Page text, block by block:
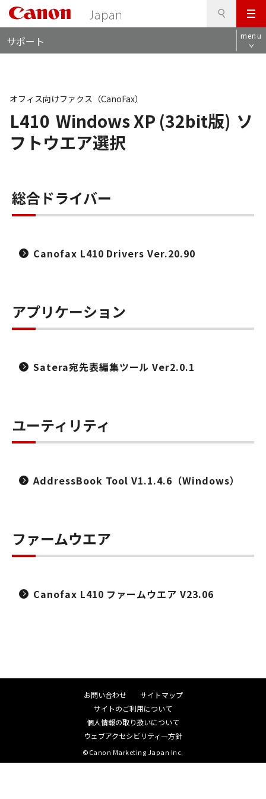
メ
ニ
ュ
サポート menu
L410 Windows XP (32bit版) ソ
フトウエア選択
オフィス向けファクス（CanoFax）
総合ドライバー
Canofax L410 Drivers Ver.20.90
アプリケーション
Satera宛先表編集ツール Ver2.0.1
ユーティリティ
AddressBook Tool V1.1.4.6（Windows）
ファームウエア
Canofax L410 ファームウエア V23.06
お問い合わせ
サイトマップ
サイトのご利用について
個人情報の取り扱いについて
ウェブアクセシビリティ―方針
©Canon Marketing Japan Inc.